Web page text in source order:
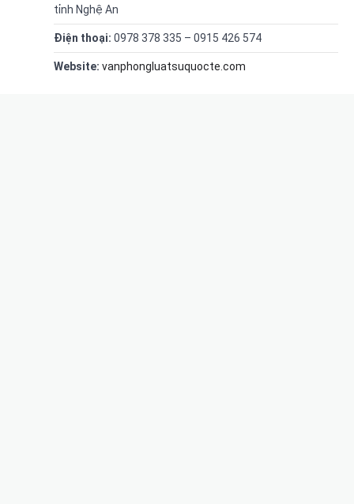
tỉnh Nghệ An
Điện thoại: 0978 378 335 – 0915 426 574
Website: vanphongluatsuquocte.com